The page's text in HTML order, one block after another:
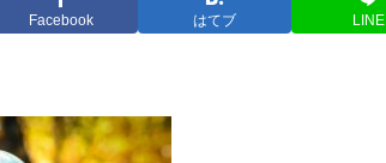
Facebook はてブ LINE